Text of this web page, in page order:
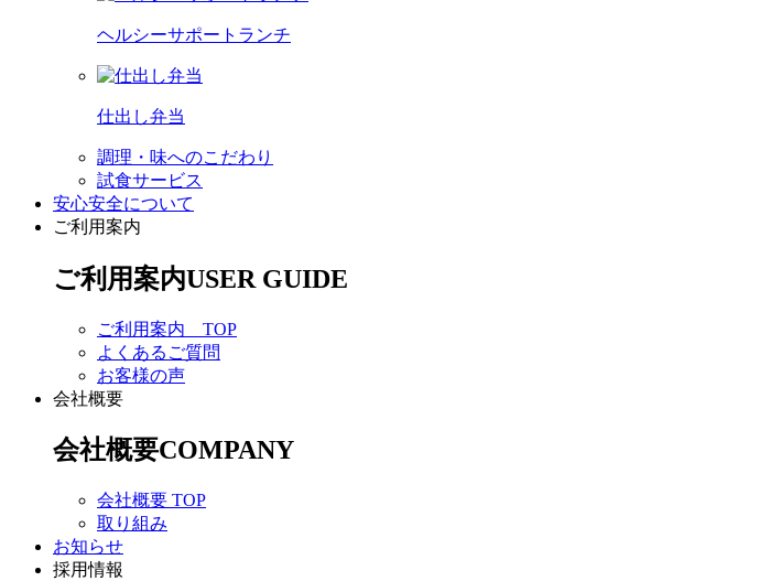
ヘルシーサポートランチ
仕出し弁当
調理・味へのこだわり
試食サービス
安心安全について
ご利用案内
ご利用案内USER GUIDE
ご利用案内 TOP
よくあるご質問
お客様の声
会社概要
会社概要COMPANY
会社概要 TOP
取り組み
お知らせ
採用情報